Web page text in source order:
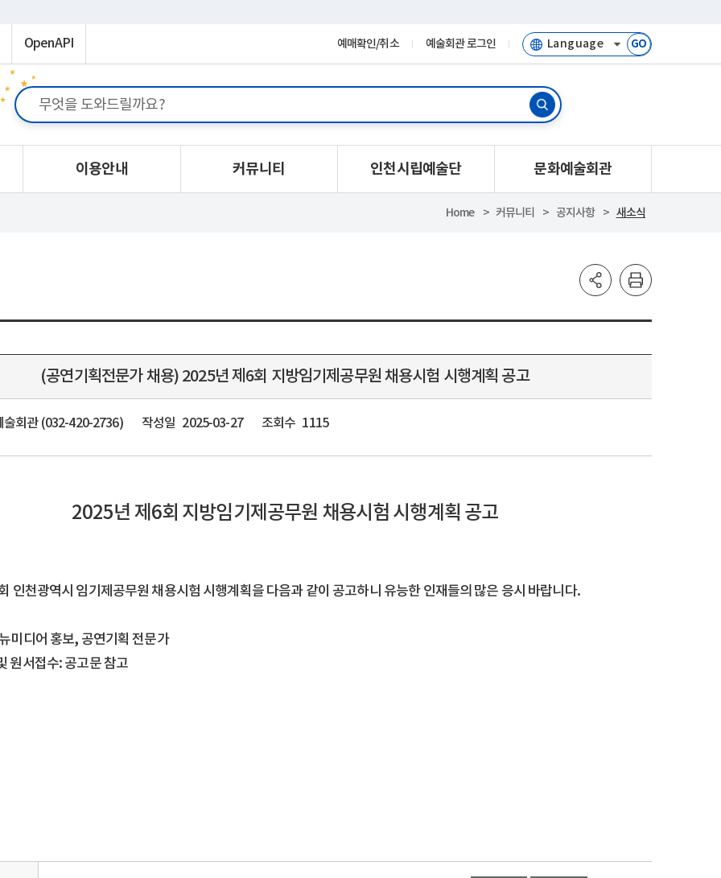
OpenAPI 예매확인/취소 예술회관 로그인 GO
이용안내 커뮤니티 인천시립예술단 문화예술회관
Home 커뮤니티 공지사항 새소식
(공연기획전문가 채용) 2025년 제6회 지방임기제공무원 채용시험 시행계획 공고
술회관 (032-420-2736) 작성일 2025-03-27 조회수 1115
2025년 제6회 지방임기제공무원 채용시험 시행계획 공고
인천광역시 임기제공무원 채용시험 시행계획을 다음과 같이 공고하니 유능한 인재들의 많은 응시 바랍니다.
미디어 홍보, 공연기획 전문가
원서접수: 공고문 참고